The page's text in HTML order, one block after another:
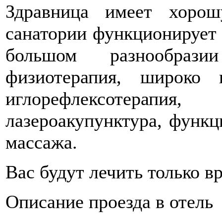
Здравница имеет
санатории функционирует
большом
физиотерапия, широко
лазероакупунктура,
массажа.
Вас будут лечить только
Описание проезда в отель